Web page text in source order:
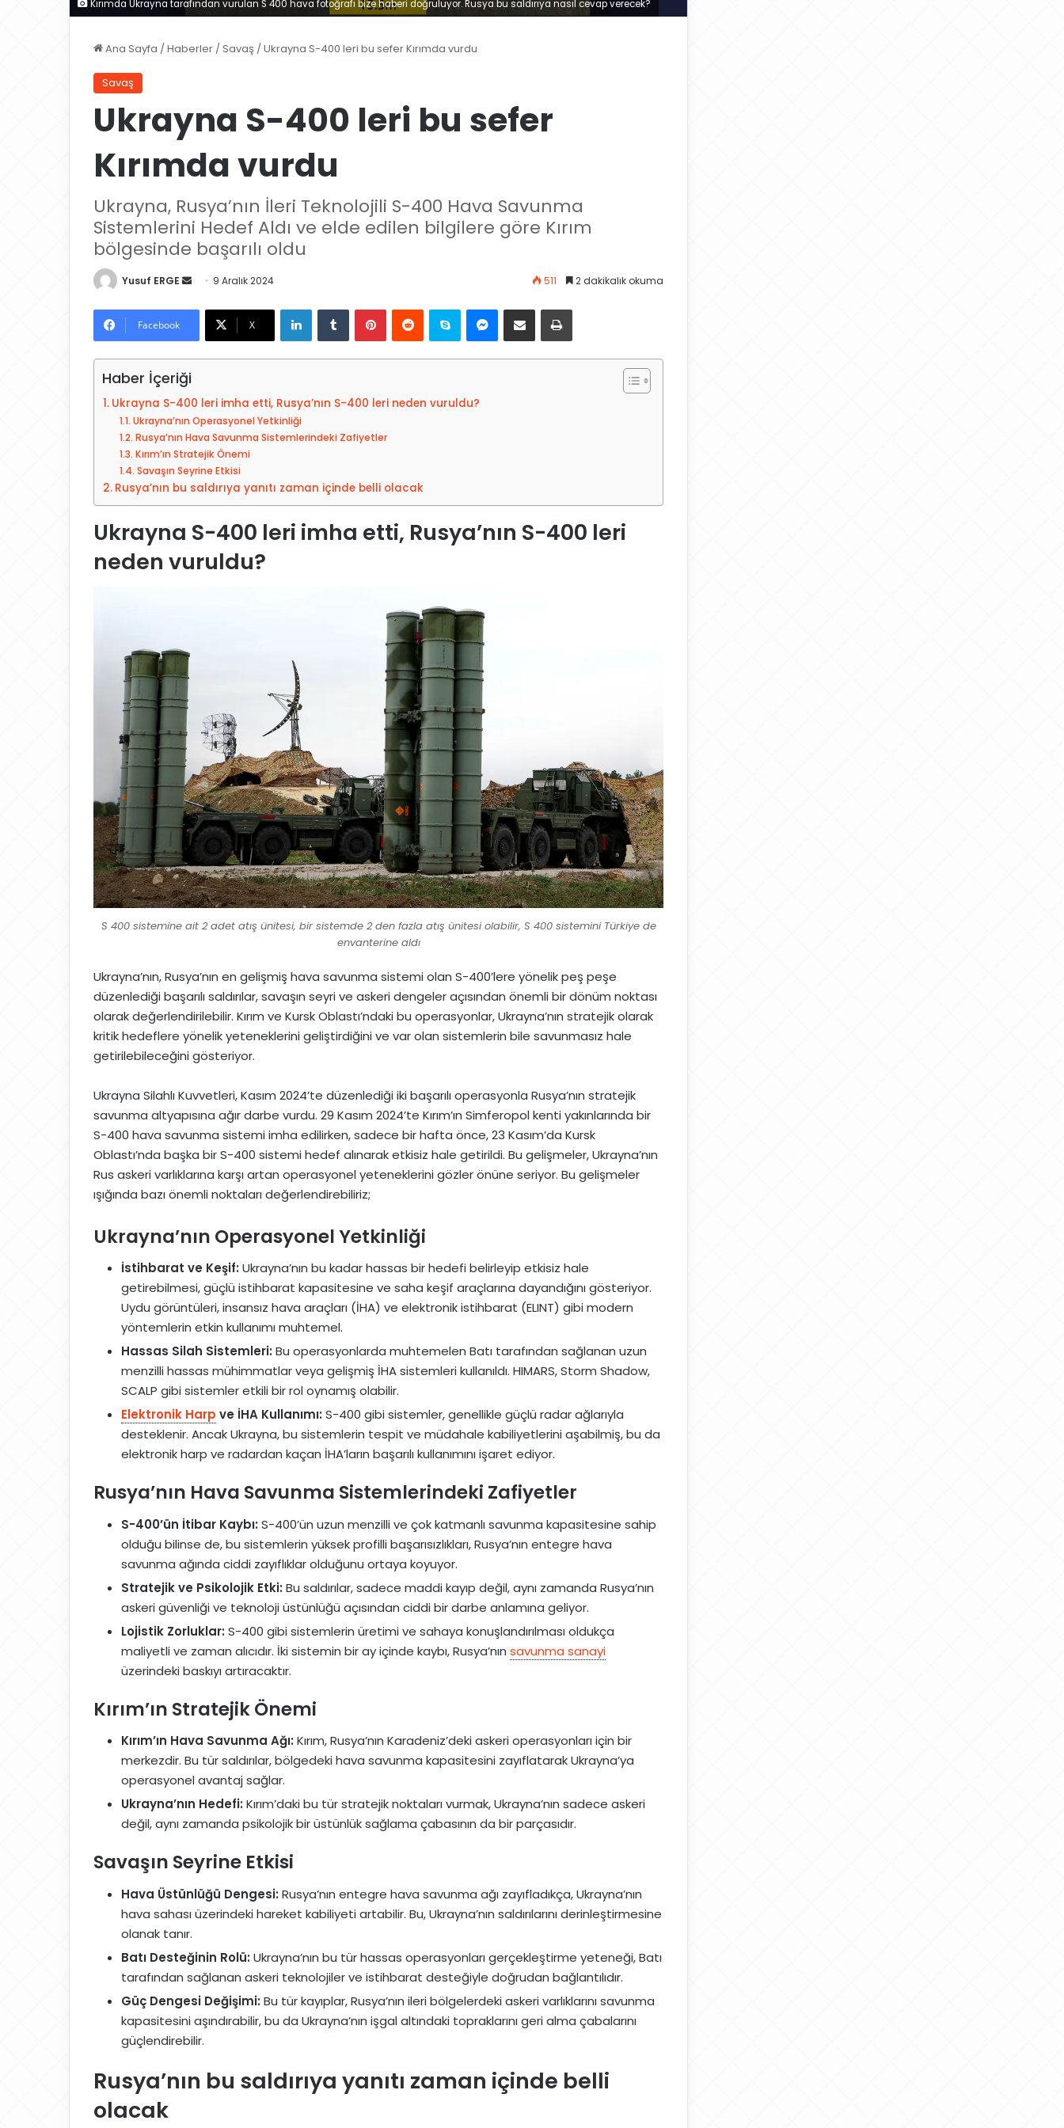
Kırımda Ukrayna tarafından vurulan S 400 hava fotoğrafı bize haberi doğruluyor. Rusya bu saldırıya nasıl cevap verecek?
Ana Sayfa / Haberler / Savaş / Ukrayna S-400 leri bu sefer Kırımda vurdu
Savaş
Ukrayna S-400 leri bu sefer
Kırımda vurdu
Ukrayna, Rusya’nın İleri Teknolojili S-400 Hava Savunma
Sistemlerini Hedef Aldı ve elde edilen bilgilere göre Kırım
bölgesinde başarılı oldu
Yusuf ERGE
-
t
a
g
ö
n
d
9 Aralık 2024 511 2 dakikalık okuma
Facebook X
LinkedIn Skype
Haber İçeriği
Ukrayna S-400 leri imha etti, Rusya’nın S-400 leri neden vuruldu?
Ukrayna’nın Operasyonel Yetkinliği
Rusya’nın Hava Savunma Sistemlerindeki Zafiyetler
Kırım’ın Stratejik Önemi
Savaşın Seyrine Etkisi
Rusya’nın bu saldırıya yanıtı zaman içinde belli olacak
Ukrayna S-400 leri imha etti, Rusya’nın S-400 leri
neden vuruldu?
S 400 sistemine ait 2 adet atış ünitesi, bir sistemde 2 den fazla atış ünitesi olabilir, S 400 sistemini Türkiye de
envanterine aldı
Ukrayna’nın, Rusya’nın en gelişmiş hava savunma sistemi olan S-400’lere yönelik peş peşe
düzenlediği başarılı saldırılar, savaşın seyri ve askeri dengeler açısından önemli bir dönüm noktası
olarak değerlendirilebilir. Kırım ve Kursk Oblastı’ndaki bu operasyonlar, Ukrayna’nın stratejik olarak
kritik hedeflere yönelik yeteneklerini geliştirdiğini ve var olan sistemlerin bile savunmasız hale
getirilebileceğini gösteriyor.
Ukrayna Silahlı Kuvvetleri, Kasım 2024’te düzenlediği iki başarılı operasyonla Rusya’nın stratejik
savunma altyapısına ağır darbe vurdu. 29 Kasım 2024’te Kırım’ın Simferopol kenti yakınlarında bir
S-400 hava savunma sistemi imha edilirken, sadece bir hafta önce, 23 Kasım’da Kursk
Oblastı’nda başka bir S-400 sistemi hedef alınarak etkisiz hale getirildi. Bu gelişmeler, Ukrayna’nın
Rus askeri varlıklarına karşı artan operasyonel yeteneklerini gözler önüne seriyor. Bu gelişmeler
ışığında bazı önemli noktaları değerlendirebiliriz;
Ukrayna’nın Operasyonel Yetkinliği
İstihbarat ve Keşif: Ukrayna’nın bu kadar hassas bir hedefi belirleyip etkisiz hale
getirebilmesi, güçlü istihbarat kapasitesine ve saha keşif araçlarına dayandığını gösteriyor.
Uydu görüntüleri, insansız hava araçları (İHA) ve elektronik istihbarat (ELINT) gibi modern
yöntemlerin etkin kullanımı muhtemel.
Hassas Silah Sistemleri: Bu operasyonlarda muhtemelen Batı tarafından sağlanan uzun
menzilli hassas mühimmatlar veya gelişmiş İHA sistemleri kullanıldı. HIMARS, Storm Shadow,
SCALP gibi sistemler etkili bir rol oynamış olabilir.
Elektronik Harp ve İHA Kullanımı: S-400 gibi sistemler, genellikle güçlü radar ağlarıyla
desteklenir. Ancak Ukrayna, bu sistemlerin tespit ve müdahale kabiliyetlerini aşabilmiş, bu da
elektronik harp ve radardan kaçan İHA’ların başarılı kullanımını işaret ediyor.
Rusya’nın Hava Savunma Sistemlerindeki Zafiyetler
S-400’ün İtibar Kaybı: S-400’ün uzun menzilli ve çok katmanlı savunma kapasitesine sahip
olduğu bilinse de, bu sistemlerin yüksek profilli başarısızlıkları, Rusya’nın entegre hava
savunma ağında ciddi zayıflıklar olduğunu ortaya koyuyor.
Stratejik ve Psikolojik Etki: Bu saldırılar, sadece maddi kayıp değil, aynı zamanda Rusya’nın
askeri güvenliği ve teknoloji üstünlüğü açısından ciddi bir darbe anlamına geliyor.
Lojistik Zorluklar: S-400 gibi sistemlerin üretimi ve sahaya konuşlandırılması oldukça
maliyetli ve zaman alıcıdır. İki sistemin bir ay içinde kaybı, Rusya’nın savunma sanayi
üzerindeki baskıyı artıracaktır.
Kırım’ın Stratejik Önemi
Kırım’ın Hava Savunma Ağı: Kırım, Rusya’nın Karadeniz’deki askeri operasyonları için bir
merkezdir. Bu tür saldırılar, bölgedeki hava savunma kapasitesini zayıflatarak Ukrayna’ya
operasyonel avantaj sağlar.
Ukrayna’nın Hedefi: Kırım’daki bu tür stratejik noktaları vurmak, Ukrayna’nın sadece askeri
değil, aynı zamanda psikolojik bir üstünlük sağlama çabasının da bir parçasıdır.
Savaşın Seyrine Etkisi
Hava Üstünlüğü Dengesi: Rusya’nın entegre hava savunma ağı zayıfladıkça, Ukrayna’nın
hava sahası üzerindeki hareket kabiliyeti artabilir. Bu, Ukrayna’nın saldırılarını derinleştirmesine
olanak tanır.
Batı Desteğinin Rolü: Ukrayna’nın bu tür hassas operasyonları gerçekleştirme yeteneği, Batı
tarafından sağlanan askeri teknolojiler ve istihbarat desteğiyle doğrudan bağlantılıdır.
Güç Dengesi Değişimi: Bu tür kayıplar, Rusya’nın ileri bölgelerdeki askeri varlıklarını savunma
kapasitesini aşındırabilir, bu da Ukrayna’nın işgal altındaki topraklarını geri alma çabalarını
güçlendirebilir.
Rusya’nın bu saldırıya yanıtı zaman içinde belli
olacak